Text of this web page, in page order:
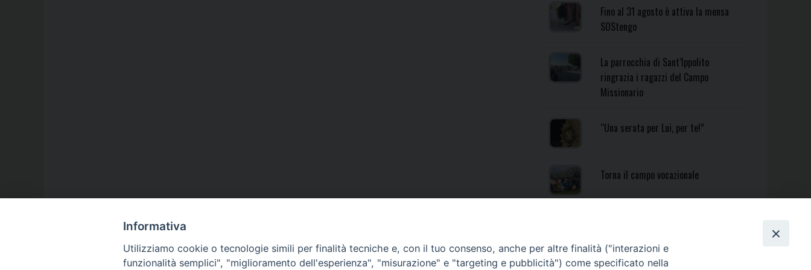
Fino al 31 agosto è attiva la mensa
SOStengo
La parrocchia di Sant’Ippolito
ringrazia i ragazzi del Campo
Missionario
“Una serata per Lui, per te!”
Torna il campo vocazionale
Informativa
Utilizziamo cookie o tecnologie simili per finalità tecniche e, con il tuo consenso, anche per altre finalità ("interazioni e
funzionalità semplici", "miglioramento dell'esperienza", "misurazione" e "targeting e pubblicità") come specificato nella